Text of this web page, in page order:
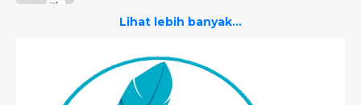
Lihat lebih banyak...